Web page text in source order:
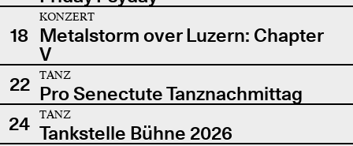
18
KONZERT
Metalstorm over Luzern: Chapter
V
22
TANZ
Pro Senectute Tanznachmittag
24
TANZ
Tankstelle Bühne 2026